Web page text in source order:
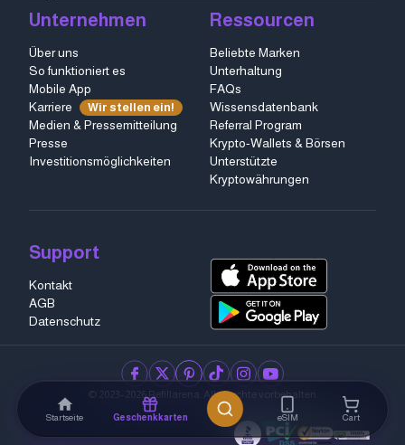
Startseite Geschenkkarten eSIM Cart
Unternehmen
Über uns
So funktioniert es
Mobile App
Karriere
Wir stellen ein!
Medien & Pressemitteilung
Presse
Investitionsmöglichkeiten
Ressourcen
Beliebte Marken
Unterhaltung
FAQs
Wissensdatenbank
Referral Program
Krypto-Wallets & Börsen
Unterstützte
Kryptowährungen
Support
Kontakt
AGB
Datenschutz
facebook
twitter
pinterest
tiktok
instagram
youtube
© 2023–2026 Refillarena. Alle Rechte vorbehalten